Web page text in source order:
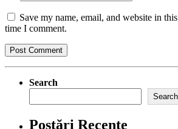
Save my name, email, and website in
time I comment.
Search
Search
Postări Recente